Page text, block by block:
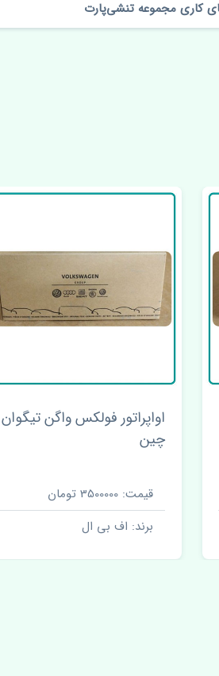
کاری مجموعه تنشی‌پارت
آینه چپ برقی فولکس واگن
تیگوان اصلی
قیمت: 1 تومان
برند: اف بی ال